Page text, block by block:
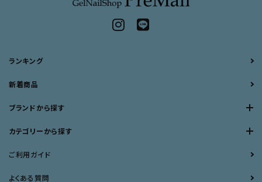
ランキング
新着商品
ブランドから探す
カテゴリーから探す
ご利用ガイド
よくある質問